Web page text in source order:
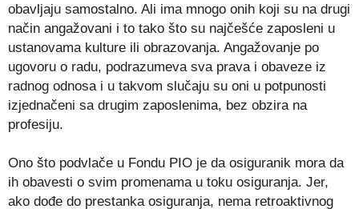
obavljaju samostalno. Ali ima mnogo onih koji su na drugi
način angažovani i to tako što su najčešće zaposleni u
ustanovama kulture ili obrazovanja. Angažovanje po
ugovoru o radu, podrazumeva sva prava i obaveze iz
radnog odnosa i u takvom slučaju su oni u potpunosti
izjednačeni sa drugim zaposlenima, bez obzira na
profesiju.
Ono što podvlače u Fondu PIO je da osiguranik mora da
ih obavesti o svim promenama u toku osiguranja. Jer,
ako dođe do prestanka osiguranja, nema retroaktivnog